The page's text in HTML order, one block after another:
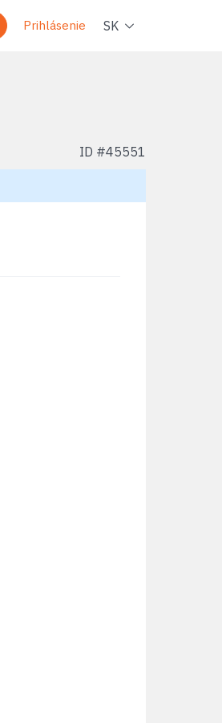
Prihlásenie SK
ID #45551